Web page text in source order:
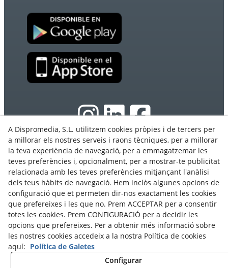
© 08/2026 Ebasnet - Dispromedia, SL - Tots els drets
reservats.
Condicions d'Ús
Avís Legal
Política de privacitat
Cookies
Programa Partners
Contacte
A Dispromedia, S.L. utilitzem cookies pròpies i de tercers per
a millorar els nostres serveis i raons tècniques, per a millorar
la teva experiència de navegació, per a emmagatzemar les
teves preferències i, opcionalment, per a mostrar-te publicitat
relacionada amb les teves preferències mitjançant l'anàlisi
dels teus hàbits de navegació. Hem inclòs algunes opcions de
configuració que et permeten dir-nos exactament les cookies
que prefereixes i les que no. Prem ACCEPTAR per a consentir
totes les cookies. Prem CONFIGURACIÓ per a decidir les
opcions que prefereixes. Per a obtenir més informació sobre
les nostres cookies accedeix a la nostra Política de cookies
aquí: Política de Galetes
Configurar